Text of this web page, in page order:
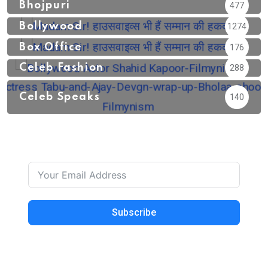
Bhojpuri 477
Bollywood 1274
Box Office 176
Celeb Fashion 288
Celeb Speaks 140
Subscribe